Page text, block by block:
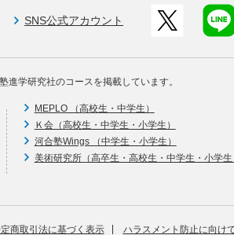
SNS公式アカウント
学研究社のコースを掲載しています。
MEPLO （高校生・中学生）
Ｋ会（高校生・中学生・小学生）
河合塾Wings （中学生・小学生）
美術研究所（高卒生・高校生・中学生・小学生
商取引法に基づく表示 ハラスメント防止に向け